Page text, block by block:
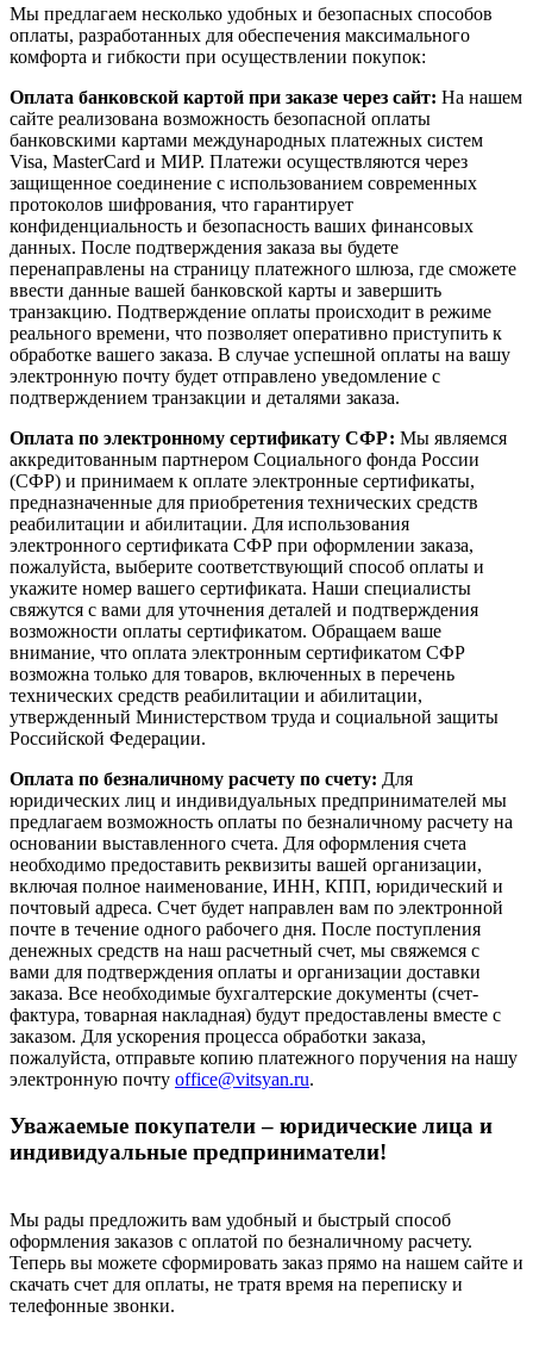
Мы предлагаем несколько удобных и безопасных способов
оплаты, разработанных для обеспечения максимального
комфорта и гибкости при осуществлении покупок:
Оплата банковской картой при заказе через сайт: На нашем
сайте реализована возможность безопасной оплаты
банковскими картами международных платежных систем
Visa, MasterCard и МИР. Платежи осуществляются через
защищенное соединение с использованием современных
протоколов шифрования, что гарантирует
конфиденциальность и безопасность ваших финансовых
данных. После подтверждения заказа вы будете
перенаправлены на страницу платежного шлюза, где сможете
ввести данные вашей банковской карты и завершить
транзакцию. Подтверждение оплаты происходит в режиме
реального времени, что позволяет оперативно приступить к
обработке вашего заказа. В случае успешной оплаты на вашу
электронную почту будет отправлено уведомление с
подтверждением транзакции и деталями заказа.
Оплата по электронному сертификату СФР: Мы являемся
аккредитованным партнером Социального фонда России
(СФР) и принимаем к оплате электронные сертификаты,
предназначенные для приобретения технических средств
реабилитации и абилитации. Для использования
электронного сертификата СФР при оформлении заказа,
пожалуйста, выберите соответствующий способ оплаты и
укажите номер вашего сертификата. Наши специалисты
свяжутся с вами для уточнения деталей и подтверждения
возможности оплаты сертификатом. Обращаем ваше
внимание, что оплата электронным сертификатом СФР
возможна только для товаров, включенных в перечень
технических средств реабилитации и абилитации,
утвержденный Министерством труда и социальной защиты
Российской Федерации.
Оплата по безналичному расчету по счету: Для
юридических лиц и индивидуальных предпринимателей мы
предлагаем возможность оплаты по безналичному расчету на
основании выставленного счета. Для оформления счета
необходимо предоставить реквизиты вашей организации,
включая полное наименование, ИНН, КПП, юридический и
почтовый адреса. Счет будет направлен вам по электронной
почте в течение одного рабочего дня. После поступления
денежных средств на наш расчетный счет, мы свяжемся с
вами для подтверждения оплаты и организации доставки
заказа. Все необходимые бухгалтерские документы (счет-
фактура, товарная накладная) будут предоставлены вместе с
заказом. Для ускорения процесса обработки заказа,
пожалуйста, отправьте копию платежного поручения на нашу
электронную почту office@vitsyan.ru.
Уважаемые покупатели – юридические лица и
индивидуальные предприниматели!
Мы рады предложить вам удобный и быстрый способ
оформления заказов с оплатой по безналичному расчету.
Теперь вы можете сформировать заказ прямо на нашем сайте и
скачать счет для оплаты, не тратя время на переписку и
телефонные звонки.